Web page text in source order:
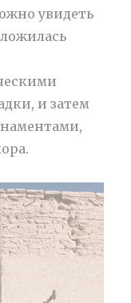
увидеть
и затем